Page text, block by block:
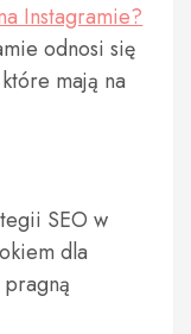
Instagramie?
odnosi się
mają na
SEO w
dla